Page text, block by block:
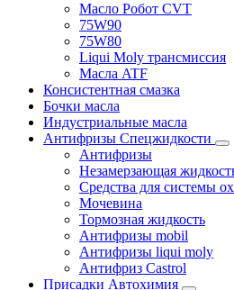
Масло Робот CVT
75W90
75W80
Liqui Moly трансмиссия
Масла ATF
Консистентная смазка
Бочки масла
Индустриальные масла
Антифризы Спецжидкости
Антифризы
Незамерзающая
Средства для системы
Мочевина
Тормозная жидкость
Антифризы mobil
Антифризы liqui moly
Антифриз Castrol
Присадки Автохимия